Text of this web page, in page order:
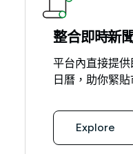
整合即時新聞
平台內直接提
日曆，助你緊貼
Explore